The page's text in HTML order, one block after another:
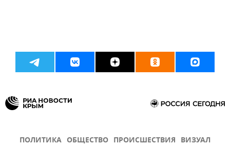
ПОЛИТИКА ОБЩЕСТВО ПРОИСШЕСТВИЯ ВИЗУАЛ